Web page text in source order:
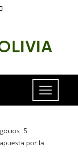
por la